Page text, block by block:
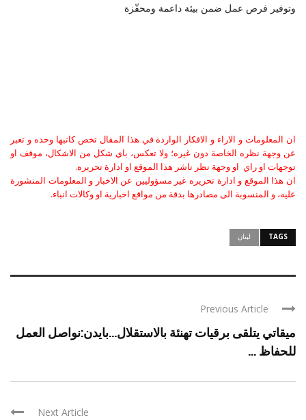
وتوفير فرص عمل ضمن بيئة داعمة ومحفّزة
ان المعلومات و الاراء و الافكار الواردة في هذا المقال تخص كاتبها وحده و تعبر
عن وجهة نظره الخاصة دون غيره؛ ولا تعكس، باي شكل من الاشكال، موقف او
توجهات او راي او وجهة نظر ناشر هذا الموقع او ادارة تحريره.
ان هذا الموقع و ادارة تحريره غير مسؤوليين عن الاخبار و المعلومات المنشورة
عليه، و المنسوبة الى مصادرها بدقة من مواقع اخبارية او وكالات انباء.
TAGS لبنان
Previous Article
ميقاتي يتلقى برقيات تهنئة بالاستقلال…بايدن:نواصل العمل
للحفاظ ...
Next Article